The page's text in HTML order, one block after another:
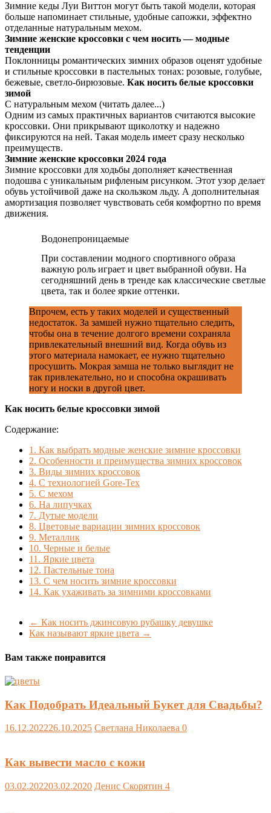
Зимние кеды Луи Виттон могут быть такой модели, которая
больше напоминает стильные, удобные сапожки, эффектно
отделанные натуральным мехом.
Зимние женские кроссовки с чем носить — модные
тенденции
Поклонницы романтических зимних образов оценят удобные
и стильные кроссовки в пастельных тонах: розовые, голубые,
бежевые, светло-бирюзовые. Как носить белые кроссовки
зимой
С натуральным мехом (читать далее...)
Одним из самых практичных вариантов считаются высокие
кроссовки. Они прикрывают щиколотку и надежно
фиксируются на ней. Такая модель имеет сразу несколько
преимуществ.
Зимние женские кроссовки 2024 года
Зимние кроссовки для ходьбы дополняет качественная
подошва с уникальным рифленым рисунком. Этот узор делает
обувь устойчивой даже на скользком льду. А дополнительная
амортизация позволяет чувствовать себя комфортно по время
движения.
Водонепроницаемые
При составлении модного спортивного образа
важную роль играет и цвет выбранной обуви. На
сегодняшний день в тренде как классические светлые
цвета, так и более яркие оттенки.
Впрочем, есть у таких моделей и существенный
недостаток. За замшей нужно тщательно следить,
чтобы она в течение долгого времени сохраняла
привлекательный внешний вид. Когда обувь из
этого материала намокает, ее нужно тщательно
просушить. Мокрая замша не только выглядит не
так привлекательно, но и способна окрашивать
ногу и носки в другой цвет.
Как носить белые кроссовки зимой
Содержание:
1. Как выбрать модные женские зимние кроссовки
2. Особенности и преимущества зимних кроссовок
3. Виды зимних кроссовок
4. С технологией Gore-Tex
5. С мехом
6. На липучках
7. Дутые модели
8. Цветовые вариации зимних кроссовок
9. Металлик
10. Черные и белые
11. Яркие цвета
12. Пастельные тона
13. С чем носить зимние кроссовки
14. Как ухаживать за зимними кроссовками
← Как носить джинсовую рубашку девушке
Как называют яркие цвета →
Вам также понравится
Как Подобрать Идеальный Букет для Свадьбы?
16.12.202226.10.2025 Светлана Николаева 0
Как вывести масло с кожи
03.02.202203.02.2020 Денис Скорятин 4